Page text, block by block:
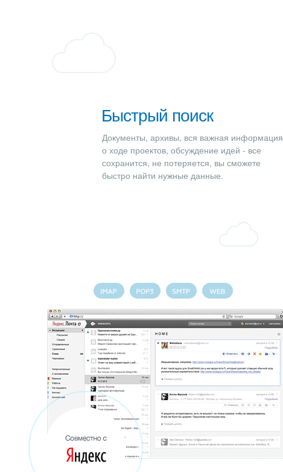
Быстрый поиск
Документы, архивы, вся важная информация
о ходе проектов, обсуждение идей - все
сохранится, не потеряется, вы сможете
быстро найти нужные данные.